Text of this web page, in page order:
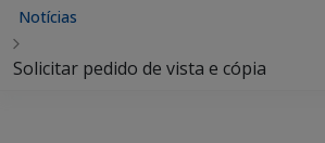
Notícias
Solicitar pedido de vista e cópia